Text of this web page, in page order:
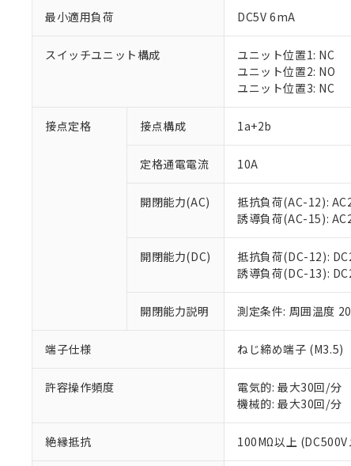
最小適用負荷 DC5V 6mA
スイッチユニット構成
ユニット位置1: NC
ユニット位置2: NO
ユニット位置3: NC
接点定格 接点構成 1a+2b
定格通電電流 10A
開閉能力(AC)
抵抗負荷(AC-12):
誘導負荷(AC-15):
開閉能力(DC)
抵抗負荷(DC-12):
誘導負荷(DC-13):
開閉能力説明 測定条件: 周囲温度
端子仕様 ねじ締め端子 (M3.5)
許容操作頻度
電気的: 最大30回/分
機械的: 最大30回/分
絶縁抵抗 100MΩ以上 (DC500V
ご利用条件
以下の条件をお
本サービス
くものです。
当社制御機
在庫状況お
い。
正式な納期
当社販売員
オムロン制
在庫状況お
す。
ている必要
お客様が当
※1 対応状況
対応済み：EU
対応予定：EU
非該当品：ライセ
仕入先様の事情に
があります。
*EU RoHS指令（10物
六価クロム(Cr(Ⅵ))
フタル酸ビス(2-エチル
ル（DBP） 1000ppm
但し、RoHS指令で産
フタル酸エステル類の
※2 対応予定月
部品在庫の切り替
※3 非含有証明
※1 中国
「○」：最大均質
「×」：最大均質
*中国RoHS10物質の基
Pb(鉛) :1000ppm、
Cr(Ⅵ)(六価クロム) :
DBP(フタル酸ジブチ
DEHP(フタル酸ビス
※2 環境保護使
「ｅ」：有害物質
「10」：通常の
味します。
当社は、こ
う）を輸出
などの必要
ます。
当社は貴社
当社は、貴
また当社は
たしません。
記
号
説明
○ 一定数
△ 一定数
－
在庫な
機器販
空
白
受注生